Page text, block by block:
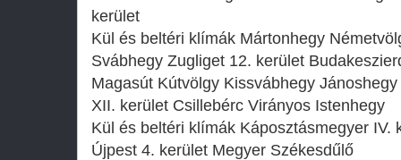
kerület
Kül és beltéri klímák Mártonhegy
Svábhegy Zugliget 12. kerület
Magasút Kútvölgy Kissvábhegy
XII. kerület Csillebérc Virányos Istenhegy
Kül és beltéri klímák Káposztásmegyer IV.
Újpest 4. kerület Megyer Székesdűlő